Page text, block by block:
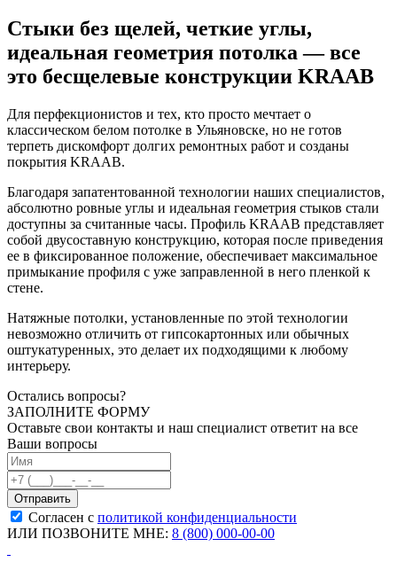
Стыки без щелей, четкие углы,
идеальная геометрия потолка — все
это бесщелевые конструкции KRAAB
Для перфекционистов и тех, кто просто мечтает о
классическом белом потолке в Ульяновске, но не готов
терпеть дискомфорт долгих ремонтных работ и созданы
покрытия KRAAB.
Благодаря запатентованной технологии наших специалистов,
абсолютно ровные углы и идеальная геометрия стыков стали
доступны за считанные часы. Профиль KRAAB представляет
собой двусоставную конструкцию, которая после приведения
ее в фиксированное положение, обеспечивает максимальное
примыкание профиля с уже заправленной в него пленкой к
стене.
Натяжные потолки, установленные по этой технологии
невозможно отличить от гипсокартонных или обычных
оштукатуренных, это делает их подходящими к любому
интерьеру.
Остались вопросы?
ЗАПОЛНИТЕ ФОРМУ
Оставьте свои контакты и наш специалист ответит на все
Ваши вопросы
Согласен с политикой конфиденциальности
ИЛИ ПОЗВОНИТЕ МНЕ: 8 (800) 000-00-00